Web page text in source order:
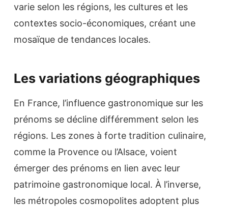
varie selon les régions, les cultures et les
contextes socio-économiques, créant une
mosaïque de tendances locales.
Les variations géographiques
En France, l’influence gastronomique sur les
prénoms se décline différemment selon les
régions. Les zones à forte tradition culinaire,
comme la Provence ou l’Alsace, voient
émerger des prénoms en lien avec leur
patrimoine gastronomique local. À l’inverse,
les métropoles cosmopolites adoptent plus